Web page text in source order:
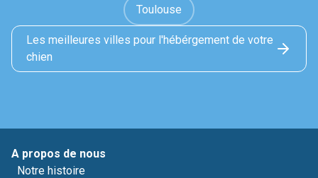
Toulouse
Les meilleures villes pour l'hébérgement de votre
chien
A propos de nous
Notre histoire